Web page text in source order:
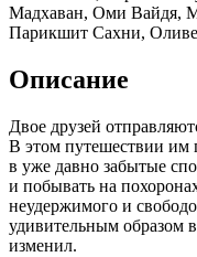
Мадхаван, Оми Вайдя,
Парикшит Сахни,
Описание
Двое друзей
В этом путешествии им
в уже давно забытые
и побывать на
неудержимого и
удивительным образом
изменил.